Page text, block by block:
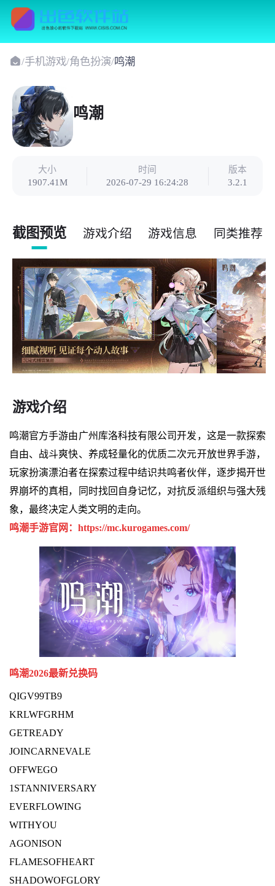
/手机游戏/角色扮演/鸣潮
鸣潮
大小
1907.41M
时间
2026-07-29 16:24:28
版本
3.2.1
截图预览 游戏介绍 游戏信息 同类推荐
游戏介绍
鸣潮官方手游由广州库洛科技有限公司开发，这是一款探索
自由、战斗爽快、养成轻量化的优质二次元开放世界手游，
玩家扮演漂泊者在探索过程中结识共鸣者伙伴，逐步揭开世
界崩坏的真相，同时找回自身记忆，对抗反派组织与强大残
象，最终决定人类文明的走向。
鸣潮手游官网：https://mc.kurogames.com/
鸣潮2026最新兑换码
QIGV99TB9
KRLWFGRHM
GETREADY
JOINCARNEVALE
OFFWEGO
1STANNIVERSARY
EVERFLOWING
WITHYOU
AGONISON
FLAMESOFHEART
SHADOWOFGLORY